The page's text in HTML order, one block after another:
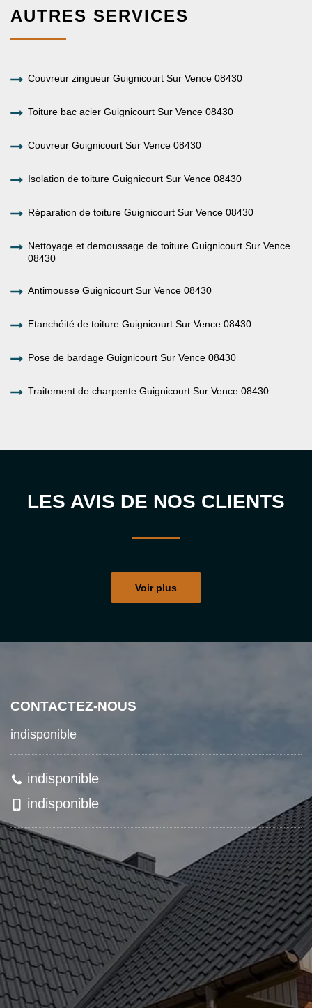
AUTRES SERVICES
Couvreur zingueur Guignicourt Sur Vence 08430
Toiture bac acier Guignicourt Sur Vence 08430
Couvreur Guignicourt Sur Vence 08430
Isolation de toiture Guignicourt Sur Vence 08430
Réparation de toiture Guignicourt Sur Vence 08430
Nettoyage et demoussage de toiture Guignicourt Sur Vence
08430
Antimousse Guignicourt Sur Vence 08430
Etanchéité de toiture Guignicourt Sur Vence 08430
Pose de bardage Guignicourt Sur Vence 08430
Traitement de charpente Guignicourt Sur Vence 08430
LES AVIS DE NOS CLIENTS
Voir plus
CONTACTEZ-NOUS
indisponible
indisponible
indisponible